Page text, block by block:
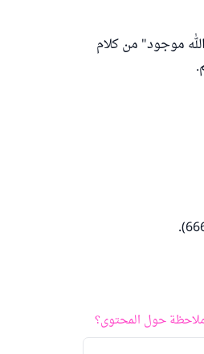
موجود" من كلام
حول المحتوى؟